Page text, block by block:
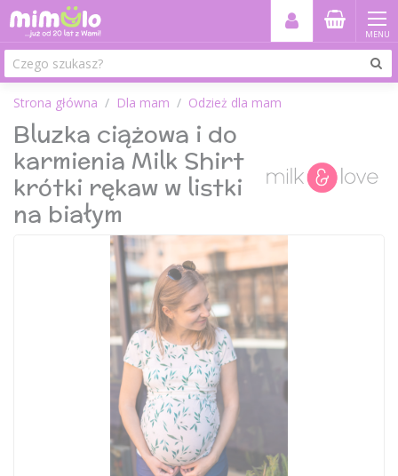
MENU
Strona główna Dla mam Odzież dla mam
Bluzka ciążowa i do
karmienia Milk Shirt
krótki rękaw w listki
na białym